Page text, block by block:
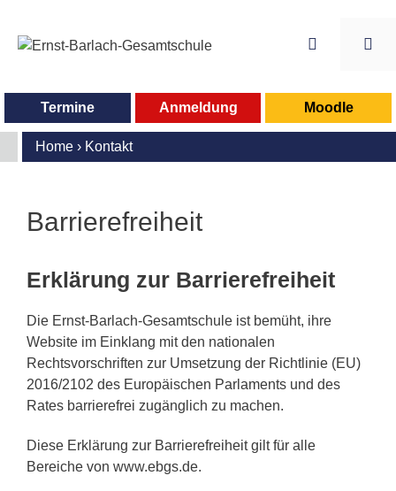
springen
Home › Kontakt
Termine Anmeldung Moodle
Barrierefreiheit
Erklärung zur Barrierefreiheit
Die Ernst-Barlach-Gesamtschule ist bemüht, ihre
Website im Einklang mit den nationalen
Rechtsvorschriften zur Umsetzung der Richtlinie (EU)
2016/2102 des Europäischen Parlaments und des
Rates barrierefrei zugänglich zu machen.
Diese Erklärung zur Barrierefreiheit gilt für alle
Bereiche von www.ebgs.de.